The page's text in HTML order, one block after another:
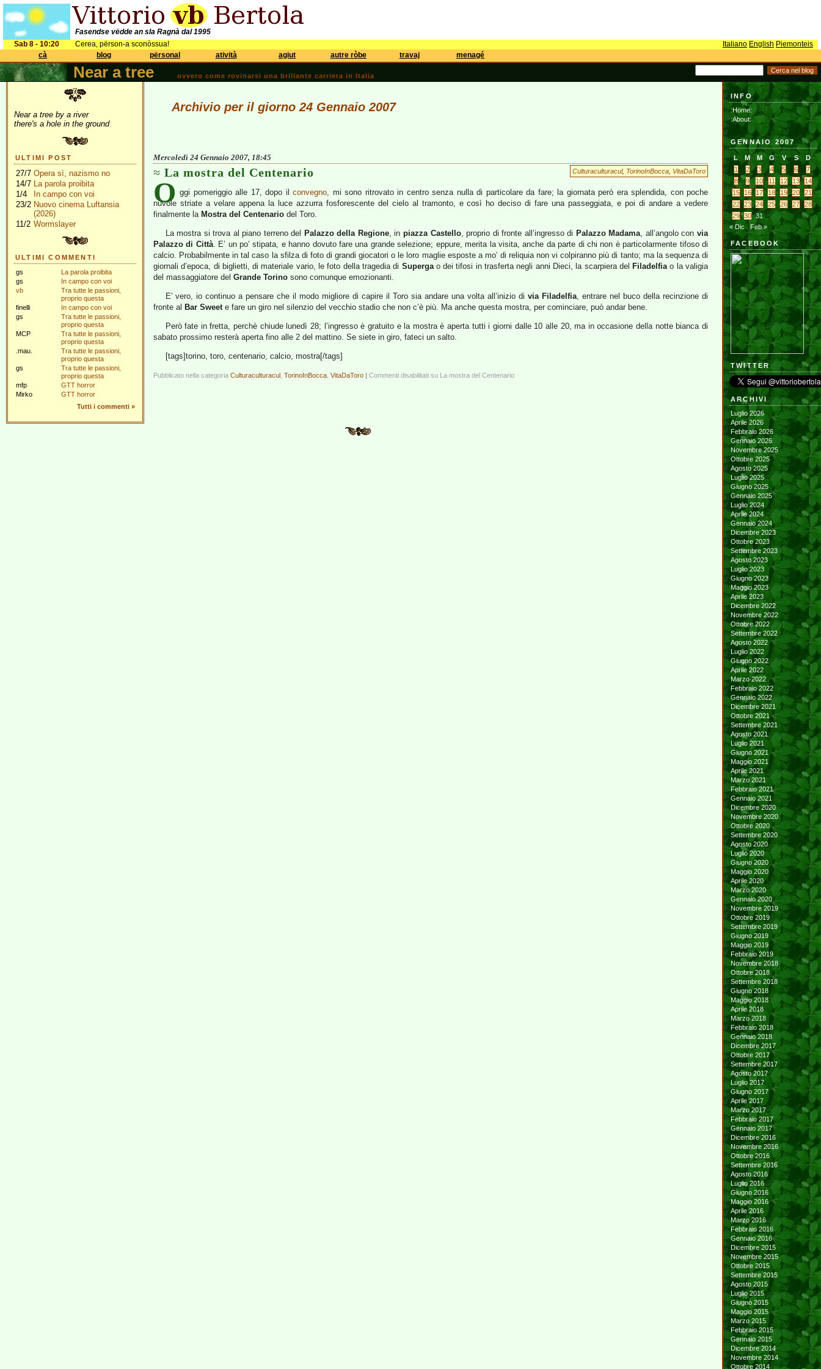
Fasendse vëdde an sla Ragnà dal 1995
Sab 8 - 10:20
Cerea, përson-a sconòssua! Italiano English Piemonteis
cà
blog përsonal atività agiut autre ròbe travaj menagé
Near a tree ovvero come rovinarsi una brillante carriera in Italia
Near a tree by a river
there's a hole in the ground
ULTIMI POST
27/7 Opera sì, nazismo no
14/7 La parola proibita
1/4
In campo con voi
23/2 Nuovo cinema Luftansia
(2026)
11/2 Wormslayer
ULTIMI COMMENTI
gs
La parola proibita
gs
In campo con voi
vb
Tra tutte le passioni,
proprio questa
finelli
In campo con voi
gs
Tra tutte le passioni,
proprio questa
MCP
Tra tutte le passioni,
proprio questa
.mau.
Tra tutte le passioni,
proprio questa
gs
Tra tutte le passioni,
proprio questa
mfp
GTT horror
Mirko
GTT horror
Tutti i commenti »
Archivio per il giorno 24 Gennaio 2007
Mercoledì 24 Gennaio 2007, 18:45
Culturaculturacul, TorinoInBocca VitaDaToro
La mostra del Centenario
O ggi pomeriggio alle 17, dopo il convegno, mi sono ritrovato in centro senza nulla di particolare da fare; la giornata però era splendida, con poche
nuvole striate a velare appena la luce azzurra fosforescente del cielo al tramonto, e così ho deciso di fare una passeggiata, e poi di andare a vedere
finalmente la Mostra del Centenario del Toro.
La mostra si trova al piano terreno del Palazzo della Regione, inpiazza Castello, proprio di fronte all’ingresso di Palazzo Madama, all’angolo convia
Palazzo di Città. E’ un po’ stipata, e hanno dovuto fare una grande selezione; eppure, merita la visita, anche da parte di chi non è particolarmente tifoso di
calcio. Probabilmente in tal caso la sfilza di foto di grandi giocatori o le loro maglie esposte a mo’ di reliquia non vi colpiranno più di tanto; ma la sequenza di
giornali d’epoca, di biglietti, di materiale vario, le foto della tragedia di Supergao dei tifosi in trasferta negli anni Dieci, la scarpiera del Filadelfiao la valigia
del massaggiatore del Grande Torino sono comunque emozionanti.
E’ vero, io continuo a pensare che il modo migliore di capire il Toro sia andare una volta all’inizio divia Filadelfia, entrare nel buco della recinzione di
fronte al Bar Sweete fare un giro nel silenzio del vecchio stadio che non c’è più. Ma anche questa mostra, per cominciare, può andar bene.
Però fate in fretta, perchè chiude lunedì 28; l’ingresso è gratuito e la mostra è aperta tutti i giorni dalle 10 alle 20, ma in occasione della notte bianca di
sabato prossimo resterà aperta fino alle 2 del mattino. Se siete in giro, fateci un salto.
[tags]torino, toro, centenario, calcio, mostra[/tags]
Pubblicato nella categoria Culturaculturacul TorinoInBocca VitaDaToro | Commenti disabilitati su La mostra del Centenario
INFO
:Home:
:About:
GENNAIO 2007
L M M G V S
D
1
2 3 4 5 6
7
8
9 10 11 12 13
14
15
16 17 18 19 20
21
22
23 24 25 26 27
28
29
30
31
« Dic
Feb »
FACEBOOK
TWITTER
ARCHIVI
Luglio 2026
Aprile 2026
Febbraio 2026
Gennaio 2026
Novembre 2025
Ottobre 2025
Agosto 2025
Luglio 2025
Giugno 2025
Gennaio 2025
Luglio 2024
Aprile 2024
Gennaio 2024
Dicembre 2023
Ottobre 2023
Settembre 2023
Agosto 2023
Luglio 2023
Giugno 2023
Maggio 2023
Aprile 2023
Dicembre 2022
Novembre 2022
Ottobre 2022
Settembre 2022
Agosto 2022
Luglio 2022
Giugno 2022
Aprile 2022
Marzo 2022
Febbraio 2022
Gennaio 2022
Dicembre 2021
Ottobre 2021
Settembre 2021
Agosto 2021
Luglio 2021
Giugno 2021
Maggio 2021
Aprile 2021
Marzo 2021
Febbraio 2021
Gennaio 2021
Dicembre 2020
Novembre 2020
Ottobre 2020
Settembre 2020
Agosto 2020
Luglio 2020
Giugno 2020
Maggio 2020
Aprile 2020
Marzo 2020
Gennaio 2020
Novembre 2019
Ottobre 2019
Settembre 2019
Giugno 2019
Maggio 2019
Febbraio 2019
Novembre 2018
Ottobre 2018
Settembre 2018
Giugno 2018
Maggio 2018
Aprile 2018
Marzo 2018
Febbraio 2018
Gennaio 2018
Dicembre 2017
Ottobre 2017
Settembre 2017
Agosto 2017
Luglio 2017
Giugno 2017
Aprile 2017
Marzo 2017
Febbraio 2017
Gennaio 2017
Dicembre 2016
Novembre 2016
Ottobre 2016
Settembre 2016
Agosto 2016
Luglio 2016
Giugno 2016
Maggio 2016
Aprile 2016
Marzo 2016
Febbraio 2016
Gennaio 2016
Dicembre 2015
Novembre 2015
Ottobre 2015
Settembre 2015
Agosto 2015
Luglio 2015
Giugno 2015
Maggio 2015
Marzo 2015
Febbraio 2015
Gennaio 2015
Dicembre 2014
Novembre 2014
Ottobre 2014